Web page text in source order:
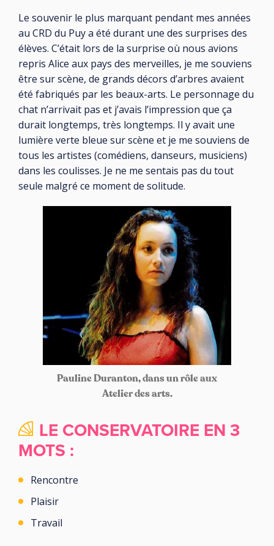
Le souvenir le plus marquant pendant mes années
au CRD du Puy a été durant une des surprises des
élèves. C’était lors de la surprise où nous avions
repris Alice aux pays des merveilles, je me souviens
être sur scène, de grands décors d’arbres avaient
été fabriqués par les beaux-arts. Le personnage du
chat n’arrivait pas et j’avais l’impression que ça
durait longtemps, très longtemps. Il y avait une
lumière verte bleue sur scène et je me souviens de
tous les artistes (comédiens, danseurs, musiciens)
dans les coulisses. Je ne me sentais pas du tout
seule malgré ce moment de solitude.
Pauline Duranton, dans un rôle aux
Atelier des arts.
LE CONSERVATOIRE EN 3
MOTS :
Rencontre
Plaisir
Travail